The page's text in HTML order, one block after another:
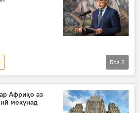
Амалиёти вижаи Русия барои ҳимояи Донбасс: охирин хабарҳо
вижа
НАТО
Русия
Боз 8
Африқо аз
мекунад